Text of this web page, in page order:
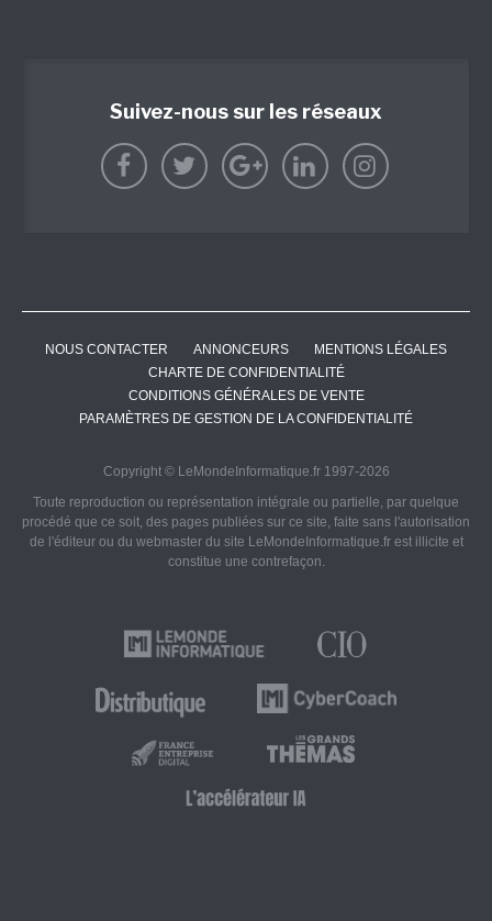
Suivez-nous sur les réseaux
NOUS CONTACTER ANNONCEURS
MENTIONS LÉGALES
CHARTE DE CONFIDENTIALITÉ
CONDITIONS GÉNÉRALES DE VENTE
PARAMÈTRES DE GESTION DE LA CONFIDENTIALITÉ
Copyright © LeMondeInformatique.fr 1997-2026
Toute reproduction ou représentation intégrale ou partielle, par quelque
procédé que ce soit, des pages publiées sur ce site, faite sans l'autorisation
de l'éditeur ou du webmaster du site LeMondeInformatique.fr est illicite et
constitue une contrefaçon.